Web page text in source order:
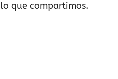
que compartimos.